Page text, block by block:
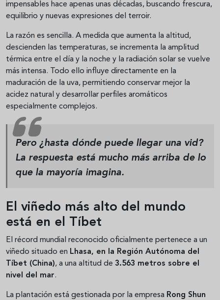
impensables hace apenas unas décadas, buscando frescura,
equilibrio y nuevas expresiones del terroir.
La razón es sencilla. A medida que aumenta la altitud,
descienden las temperaturas, se incrementa la amplitud
térmica entre el día y la noche y la radiación solar se vuelve
más intensa. Todo ello influye directamente en la
maduración de la uva, permitiendo conservar mejor la
acidez natural y desarrollar perfiles aromáticos
especialmente complejos.
Pero ¿hasta dónde puede llegar una vid?
La respuesta está mucho más arriba de lo
que la mayoría imagina.
El viñedo más alto del mundo
está en el Tíbet
El récord mundial reconocido oficialmente pertenece a un
viñedo situado en Lhasa, en la Región Autónoma del
Tíbet (China), a una altitud de 3.563 metros sobre el
nivel del mar.
La plantación está gestionada por la empresa Rong Shun